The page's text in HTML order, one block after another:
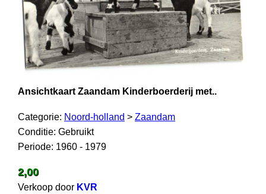
Ansichtkaart Zaandam Kinderboerderij met..
Categorie: Noord-holland > Zaandam
Conditie: Gebruikt
Periode: 1960 - 1979
2,00
Verkoop door KVR